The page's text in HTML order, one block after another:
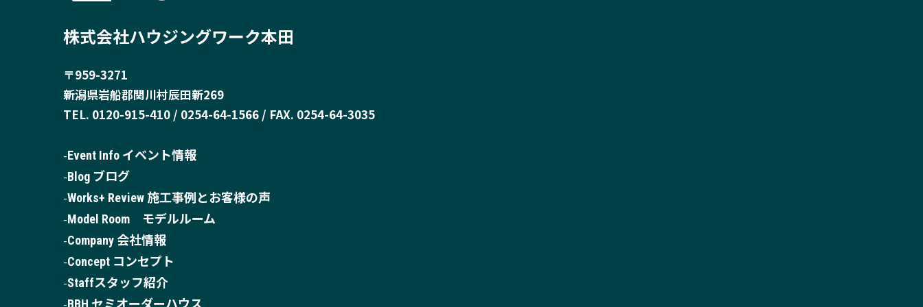
株式会社ハウジングワーク本田
〒959-3271
新潟県岩船郡関川村辰田新269
TEL. 0120-915-410 / 0254-64-1566 / FAX. 0254-64-3035
Event Info イベント情報
Blog ブログ
Works+ Review 施工事例とお客様の声
Model Room モデルルーム
Company 会社情報
Concept コンセプト
Staffスタッフ紹介
BBH セミオーダーハウス